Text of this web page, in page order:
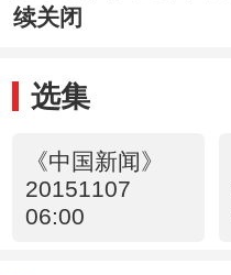
续关闭
选集
《中国新闻》
20151107
06:00